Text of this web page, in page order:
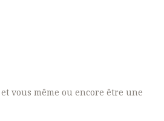
vous même ou encore être une